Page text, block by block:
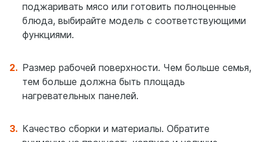
поджаривать мясо или готовить полноценные
блюда, выбирайте модель с соответствующими
функциями.
Размер рабочей поверхности. Чем больше семья,
тем больше должна быть площадь
нагревательных панелей.
Качество сборки и материалы. Обратите